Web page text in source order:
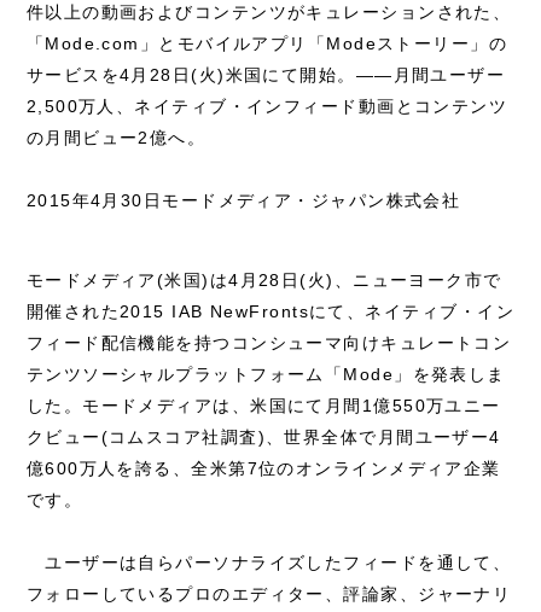
件以上の動画およびコンテンツがキュレーションされた、
「Mode.com」とモバイルアプリ「Modeストーリー」の
サービスを4月28日(火)米国にて開始。――月間ユーザー
2,500万人、ネイティブ・インフィード動画とコンテンツ
の月間ビュー2億へ。
2015年4月30日モードメディア・ジャパン株式会社
モードメディア(米国)は4月28日(火)、ニューヨーク市で
開催された2015 IAB NewFrontsにて、ネイティブ・イン
フィード配信機能を持つコンシューマ向けキュレートコン
テンツソーシャルプラットフォーム「Mode」を発表しま
した。モードメディアは、米国にて月間1億550万ユニー
クビュー(コムスコア社調査)、世界全体で月間ユーザー4
億600万人を誇る、全米第7位のオンラインメディア企業
です。
ユーザーは自らパーソナライズしたフィードを通して、
フォローしているプロのエディター、評論家、ジャーナリ